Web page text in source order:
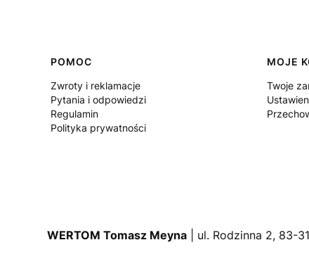
Linki w stopce
POMOC
Zwroty i reklamacje
Pytania i odpowiedzi
Regulamin
Polityka prywatności
MOJE
Twoje
WERTOM Tomasz Meyna | ul. Rodzinna 2, 83-